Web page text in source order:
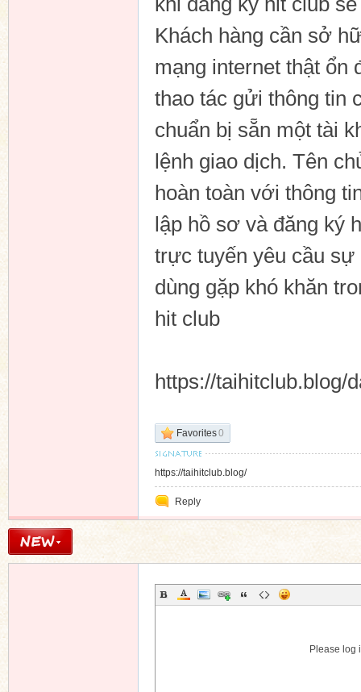
Khách hàng cần sở
mạng internet thật ổn
thao tác gửi thông tin
chuẩn bị sẵn một tài
lệnh giao dịch. Tên
hoàn toàn với thông
lập hồ sơ và đăng ký
trực tuyến yêu cầu
dùng gặp khó khăn
hit club
https://taihitclub.blog/
Favorites0
https://taihitclub.blog/
Reply
Please log